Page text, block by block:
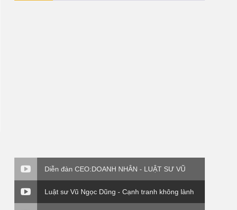
Diễn đàn CEO:DOANH NHÂN - LUẬT SƯ VŨ
NGỌC DŨNG - PHẦN VI
Luật sư Vũ Ngọc Dũng - Cạnh tranh không lành
mạnh (Luật sư và Doanh nghiệp)